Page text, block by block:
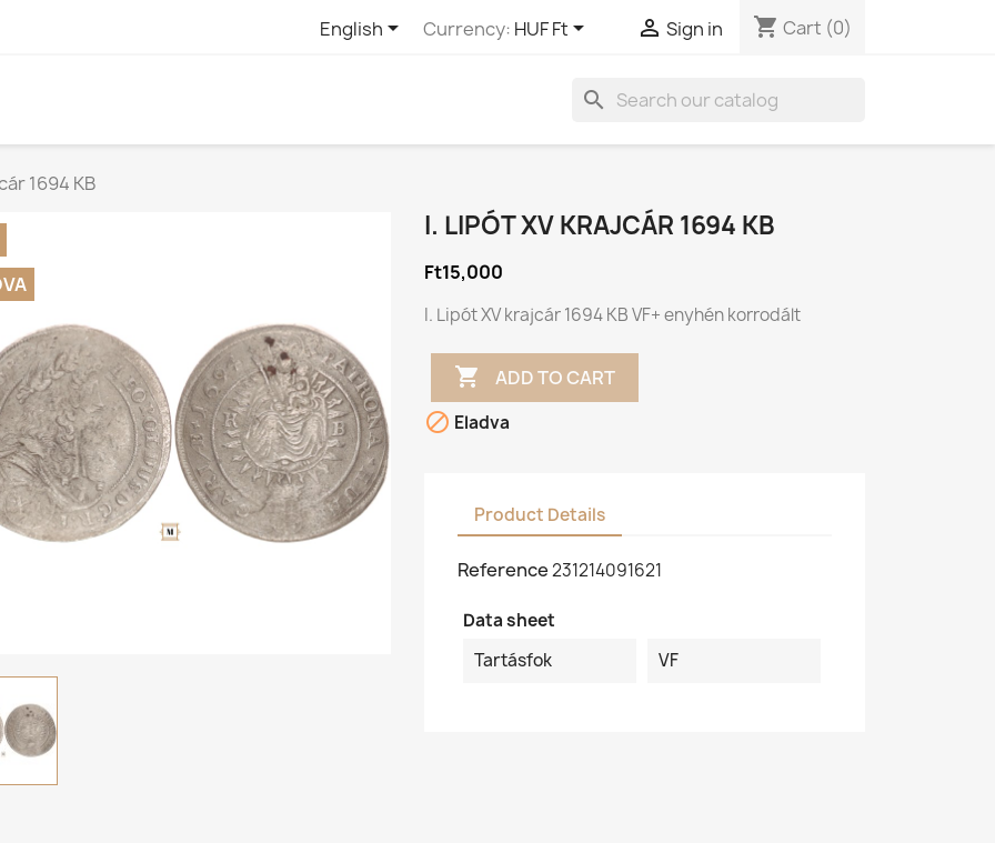
English Currency: HUF Ft  Sign in shopping_cart Cart (0)
search
1694 KB
I. LIPÓT XV KRAJCÁR 1694 KB
Ft15,000
I. Lipót XV krajcár 1694 KB VF+ enyhén korrodált
 ADD TO CART
 Eladva
Product Details
Reference231214091621
Data sheet
Tartásfok
VF